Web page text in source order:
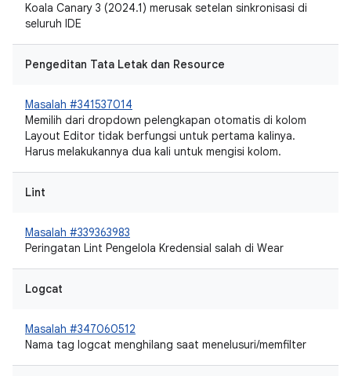
Koala Canary 3 (2024.1) merusak setelan sinkronisasi di
seluruh IDE
Pengeditan Tata Letak dan Resource
Masalah #341537014
Memilih dari dropdown pelengkapan otomatis di kolom
Layout Editor tidak berfungsi untuk pertama kalinya.
Harus melakukannya dua kali untuk mengisi kolom.
Lint
Masalah #339363983
Peringatan Lint Pengelola Kredensial salah di Wear
Logcat
Masalah #347060512
Nama tag logcat menghilang saat menelusuri/memfilter